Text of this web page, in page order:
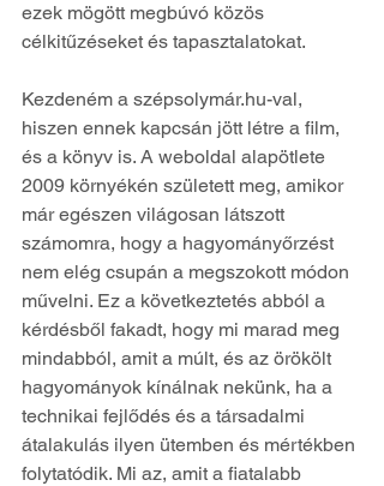
ezek mögött megbúvó közös
célkitűzéseket és tapasztalatokat.
Kezdeném a szépsolymár.hu-val,
hiszen ennek kapcsán jött létre a film,
és a könyv is. A weboldal alapötlete
2009 környékén született meg, amikor
már egészen világosan látszott
számomra, hogy a hagyományőrzést
nem elég csupán a megszokott módon
művelni. Ez a következtetés abból a
kérdésből fakadt, hogy mi marad meg
mindabból, amit a múlt, és az örökölt
hagyományok kínálnak nekünk, ha a
technikai fejlődés és a társadalmi
átalakulás ilyen ütemben és mértékben
folytatódik. Mi az, amit a fiatalabb